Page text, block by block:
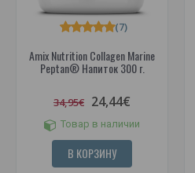
Amix Nutrition Collagen Marine
Peptan® Напиток 300 г.
(7)
34,95€ 24,44€
Товар в наличии
В КОРЗИНУ